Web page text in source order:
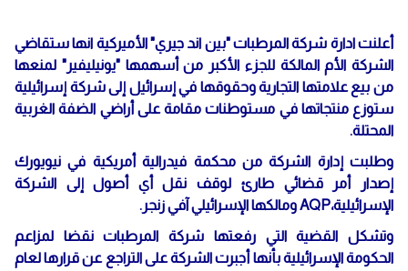
أعلنت ادارة شركة المرطبات "بين اند جيري" الأميركية انها ستقاضي
الشركة الأم المالكة للجزء الأكبر من أسهمها "يونيليفير" لمنعها
من بيع علامتها التجارية وحقوقها في إسرائيل إلى شركة إسرائيلية
ستوزع منتجاتها في مستوطنات مقامة على أراضي الضفة الغربية
المحتلة.
وطلبت إدارة الشركة من محكمة فيدرالية أمريكية في نيويورك
إصدار أمر قضائي طارئ لوقف نقل أي أصول إلى الشركة
الإسرائيلية،AQP ومالكها الإسرائيلي آفي زنجر.
وتشكل القضية التي رفعتها شركة المرطبات نقضا لمزاعم
الحكومة الإسرائيلية بأنها أجبرت الشركة على التراجع عن قرارها لعام